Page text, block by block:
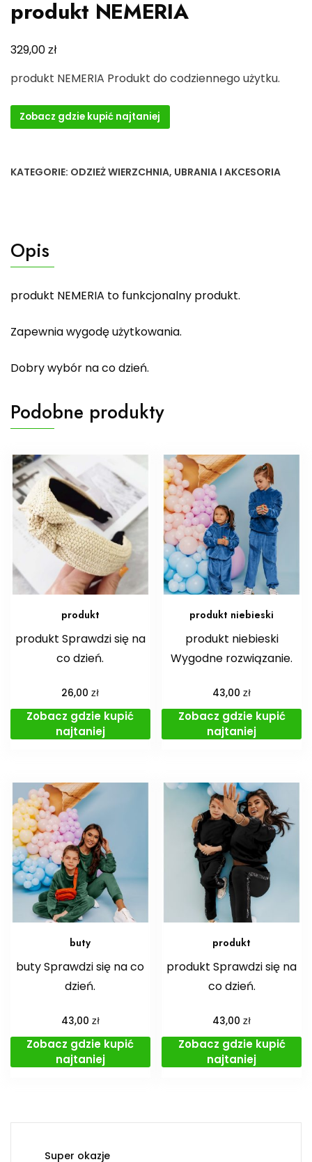
produkt NEMERIA
329,00zł
produkt NEMERIA Produkt do codziennego użytku.
Zobacz gdzie kupić najtaniej
KATEGORIE: ODZIEŻ WIERZCHNIA, UBRANIA I AKCESORIA
Opis
produkt NEMERIA to funkcjonalny produkt.
Zapewnia wygodę użytkowania.
Dobry wybór na co dzień.
Podobne produkty
produkt
produkt Sprawdzi się na
co dzień.
26,00zł
Zobacz gdzie kupić
najtaniej
produkt niebieski
produkt niebieski
Wygodne rozwiązanie.
43,00zł
Zobacz gdzie kupić
najtaniej
buty
buty Sprawdzi się na co
dzień.
43,00 zł
Zobacz gdzie kupić
najtaniej
produkt
produkt Sprawdzi się na
co dzień.
43,00zł
Zobacz gdzie kupić
najtaniej
Super okazje